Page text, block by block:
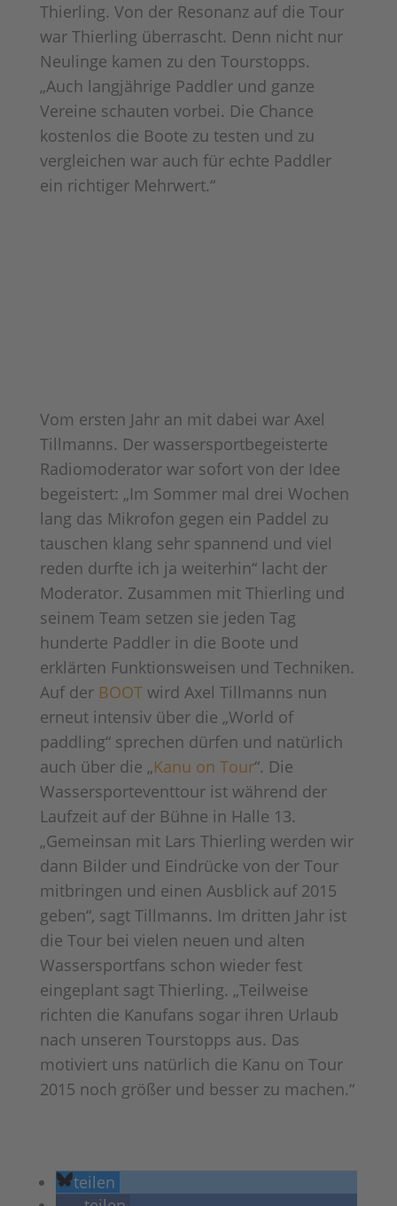
Thierling. Von der Resonanz auf die Tour
war Thierling überrascht. Denn nicht nur
Neulinge kamen zu den Tourstopps.
„Auch langjährige Paddler und ganze
Vereine schauten vorbei. Die Chance
kostenlos die Boote zu testen und zu
vergleichen war auch für echte Paddler
ein richtiger Mehrwert.“
Vom ersten Jahr an mit dabei war Axel
Tillmanns. Der wassersportbegeisterte
Radiomoderator war sofort von der Idee
begeistert: „Im Sommer mal drei Wochen
lang das Mikrofon gegen ein Paddel zu
tauschen klang sehr spannend und viel
reden durfte ich ja weiterhin“ lacht der
Moderator. Zusammen mit Thierling und
seinem Team setzen sie jeden Tag
hunderte Paddler in die Boote und
erklärten Funktionsweisen und Techniken.
Auf der BOOTwird Axel Tillmanns nun
erneut intensiv über die „World of
paddling“ sprechen dürfen und natürlich
auch über die „Kanu on Tour“. Die
Wassersporteventtour ist während der
Laufzeit auf der Bühne in Halle 13.
„Gemeinsan mit Lars Thierling werden wir
dann Bilder und Eindrücke von der Tour
mitbringen und einen Ausblick auf 2015
geben“, sagt Tillmanns. Im dritten Jahr ist
die Tour bei vielen neuen und alten
Wassersportfans schon wieder fest
eingeplant sagt Thierling. „Teilweise
richten die Kanufans sogar ihren Urlaub
nach unseren Tourstopps aus. Das
motiviert uns natürlich die Kanu on Tour
2015 noch größer und besser zu machen.“
teilen